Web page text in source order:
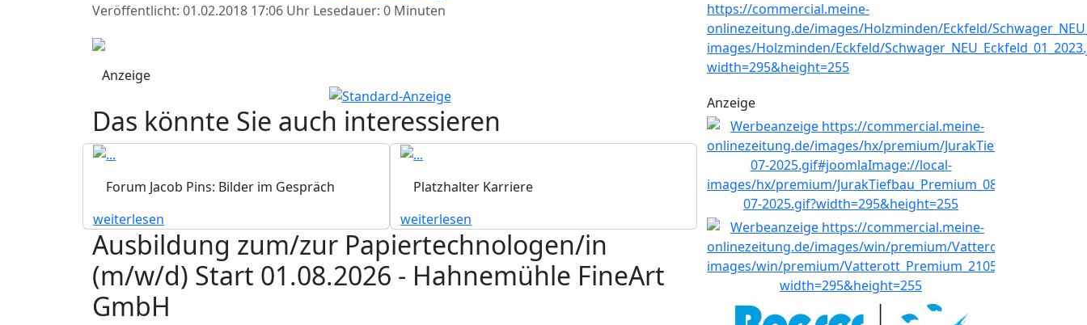
Veröffentlicht: 01.02.2018 17:06 Uhr Lesedauer: 0 Minuten
Anzeige
Das könnte Sie auch interessieren
Forum Jacob Pins: Bilder im Gespräch
weiterlesen
Platzhalter Karriere
weiterlesen
Ausbildung zum/zur Papiertechnologen/in
(m/w/d) Start 01.08.2026 - Hahnemühle FineArt
GmbH
Anzeige